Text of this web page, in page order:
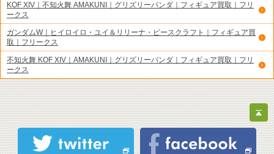
KOF XIV｜不知火舞 AMAKUNI｜グリズリーパンダ｜フィギュア買取｜フリ
ークス
ガンダムW｜ヒイロイロ・ユイ＆リリーナ・ピースクラフト｜フィギュア買
取｜フリークス
不知火舞 KOF XIV｜AMAKUNI｜グリズリーパンダ｜フィギュア買取｜フリ
ークス